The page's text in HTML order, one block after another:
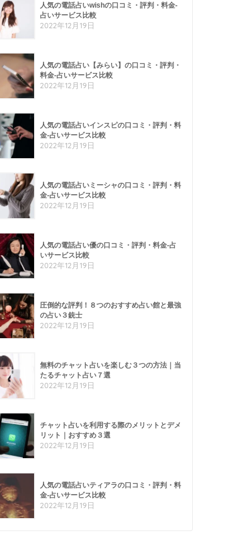
人気の電話占いwishの口コミ・評判・料金-
占いサービス比較
2022年12月19日
人気の電話占い【みらい】の口コミ・評判・
料金-占いサービス比較
2022年12月19日
人気の電話占いインスピの口コミ・評判・料
金-占いサービス比較
2022年12月19日
人気の電話占いミーシャの口コミ・評判・料
金-占いサービス比較
2022年12月19日
人気の電話占い優の口コミ・評判・料金-占
いサービス比較
2022年12月19日
圧倒的な評判！８つのおすすめ占い館と最強
の占い３銃士
2022年12月19日
無料のチャット占いを楽しむ３つの方法｜当
たるチャット占い７選
2022年12月19日
チャット占いを利用する際のメリットとデメ
リット｜おすすめ３選
2022年12月19日
人気の電話占いティアラの口コミ・評判・料
金-占いサービス比較
2022年12月19日